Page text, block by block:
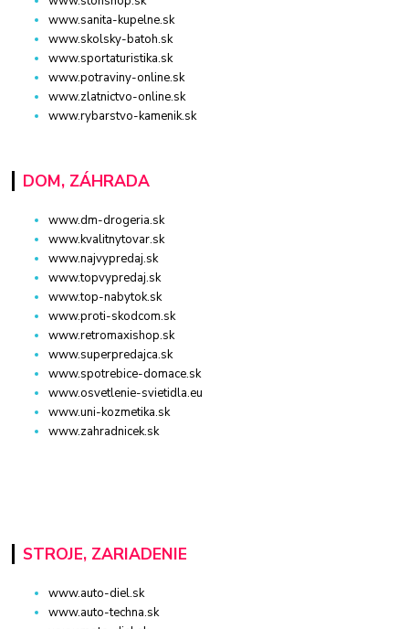
www.sanita-kupelne.sk
www.skolsky-batoh.sk
www.sportaturistika.sk
www.potraviny-online.sk
www.zlatnictvo-online.sk
www.rybarstvo-kamenik.sk
DOM, ZÁHRADA
www.dm-drogeria.sk
www.kvalitnytovar.sk
www.najvypredaj.sk
www.topvypredaj.sk
www.top-nabytok.sk
www.proti-skodcom.sk
www.retromaxishop.sk
www.superpredajca.sk
www.spotrebice-domace.sk
www.osvetlenie-svietidla.eu
www.uni-kozmetika.sk
www.zahradnicek.sk
STROJE, ZARIADENIE
www.auto-diel.sk
www.auto-techna.sk